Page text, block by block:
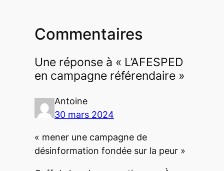
Commentaires
Une réponse à « L’AFESPED
en campagne référendaire »
Antoine
30 mars 2024
« mener une campagne de
désinformation fondée sur la peur »